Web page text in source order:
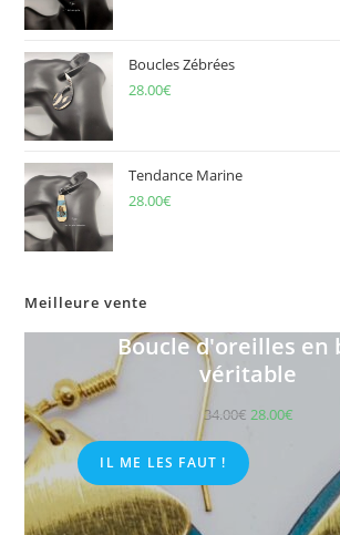
Boucles Zébrées
28.00€
Tendance Marine
28.00€
Meilleure vente
Boucle d'oreilles en
véritable
34.00€ 28.00€
IL ME LES FAUT !